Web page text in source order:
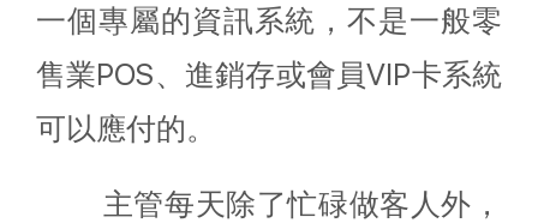
一個專屬的資訊系統，不是一般零
售業POS、進銷存或會員VIP卡系統
可以應付的。
主管每天除了忙碌做客人外，